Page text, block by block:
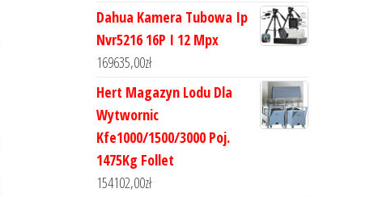
Dahua Kamera Tubowa Ip
Nvr5216 16P I 12 Mpx
169635,00zł
Hert Magazyn Lodu Dla
Wytwornic
Kfe1000/1500/3000 Poj.
1475Kg Follet
154102,00zł